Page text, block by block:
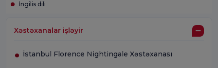
İngilis dili
Xəstəxanalar işləyir
İstanbul Florence Nightingale Xəstəxanası